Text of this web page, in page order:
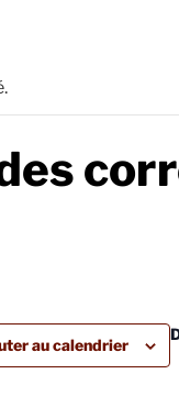
au calendrier